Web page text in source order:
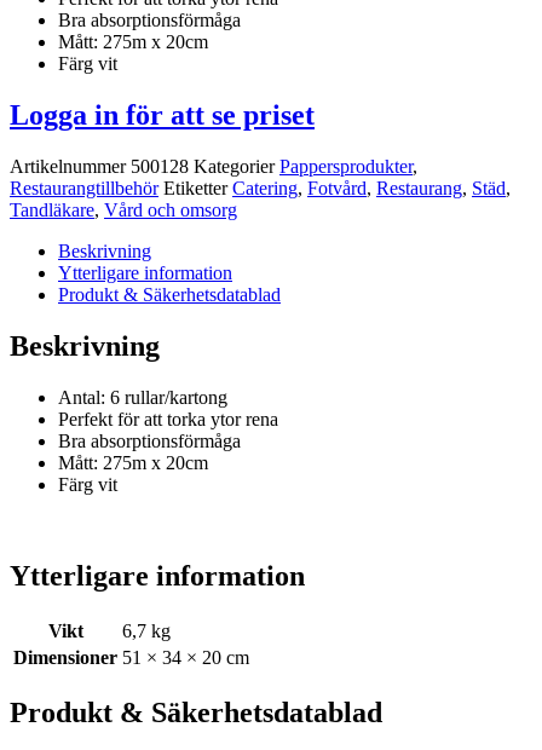
Bra absorptionsförmåga
Mått: 275m x 20cm
Färg vit
Logga in för att se priset
Artikelnummer 500128 Kategorier Pappersprodukter,
Restaurangtillbehör Etiketter Catering, Fotvård, Restaurang, Städ,
Tandläkare, Vård och omsorg
Beskrivning
Ytterligare information
Produkt & Säkerhetsdatablad
Beskrivning
Antal: 6 rullar/kartong
Perfekt för att torka ytor rena
Bra absorptionsförmåga
Mått: 275m x 20cm
Färg vit
Ytterligare information
Vikt
6,7 kg
Dimensioner 51 × 34 × 20 cm
Produkt & Säkerhetsdatablad